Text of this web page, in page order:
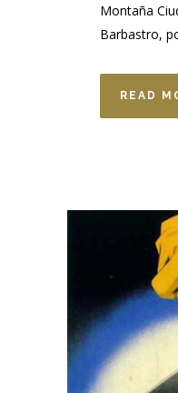
Montaña
Barbastro,
READ